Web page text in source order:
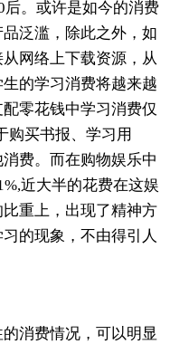
后。或许是如今的消费
泛滥，除此之外，如
网络上下载资源，从
的学习消费将越来越
零花钱中学习消费仅
购买书报、学习用
费。而在购物娱乐中
近大半的花费在这娱
重上，出现了精神方
的现象，不由得引人
消费情况，可以明显